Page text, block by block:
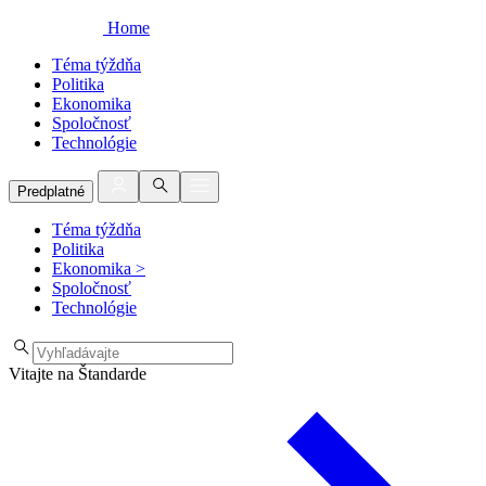
Home
Téma týždňa
Politika
Ekonomika
Spoločnosť
Technológie
Predplatné
Téma týždňa
Politika
Ekonomika >
Spoločnosť
Technológie
Vitajte na Štandarde